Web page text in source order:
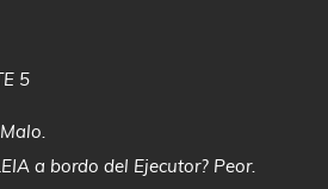
5
a bordo del Ejecutor? Peor.